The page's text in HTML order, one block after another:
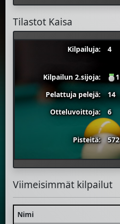
Tilastot Kaisa
Kilpailuja: 4
Kilpailun 2.sijoja:
1
Pelattuja pelejä:
14
Otteluvoittoja:
6
Pisteitä:
572
Viimeisimmät kilpailut
Nimi